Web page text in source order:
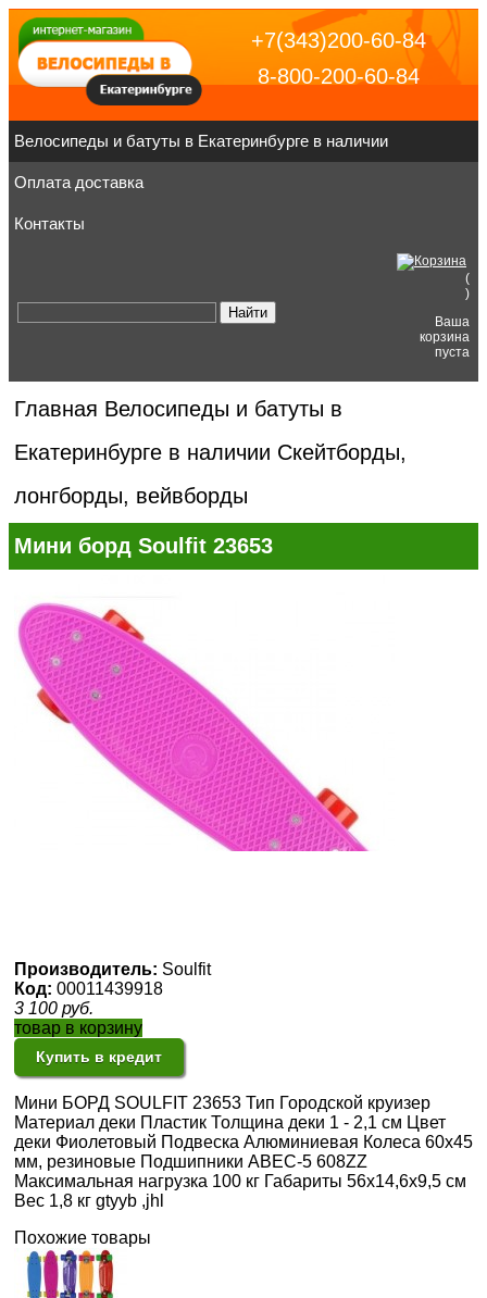
+7(343)200-60-84
8-800-200-60-84
Велосипеды и батуты в Екатеринбурге в наличии
Оплата доставка
Контакты
(
)
Ваша
корзина
пуста
Главная Велосипеды и батуты в
Екатеринбурге в наличии Скейтборды,
лонгборды, вейвборды
Мини борд Soulfit 23653
Производитель: Soulfit
Код: 00011439918
3 100 руб.
товар в корзину
Купить в кредит
Мини БОРД SOULFIT 23653 Тип Городской круизер
Материал деки Пластик Толщина деки 1 - 2,1 см Цвет
деки Фиолетовый Подвеска Алюминиевая Колеса 60х45
мм, резиновые Подшипники ABEC-5 608ZZ
Максимальная нагрузка 100 кг Габариты 56x14,6х9,5 см
Вес 1,8 кг gtyyb ,jhl
Похожие товары